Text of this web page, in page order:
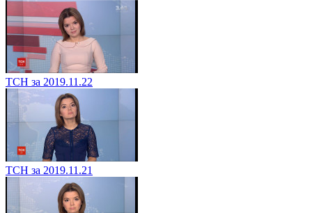
ТСН за 2019.11.22
ТСН за 2019.11.21